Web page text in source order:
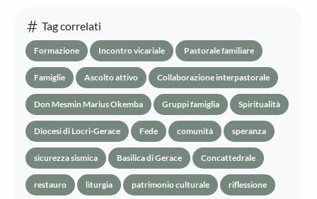
Tag correlati
Formazione Incontro vicariale Pastorale familiare
Famiglie Ascolto attivo Collaborazione interpastorale
Don Mesmin Marius Okemba Gruppi famiglia Spiritualità
Diocesi di Locri-Gerace Fede comunità speranza
sicurezza sismica Basilica di Gerace Concattedrale
restauro liturgia patrimonio culturale riflessione